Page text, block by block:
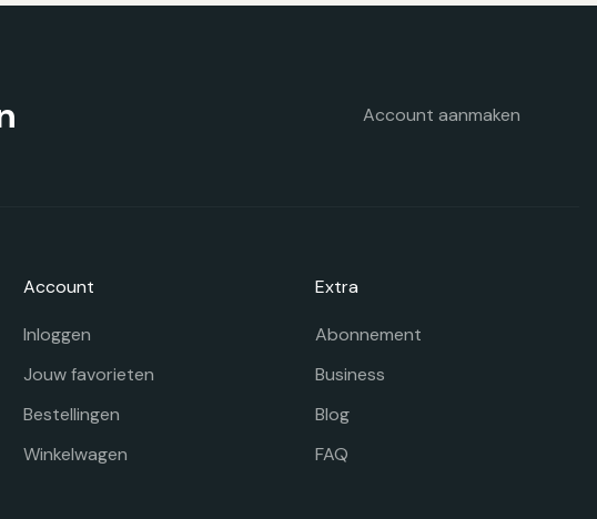
Account aanmaken
Account
Inloggen
Jouw favorieten
Bestellingen
Winkelwagen
Extra
Abonnement
Business
Blog
FAQ